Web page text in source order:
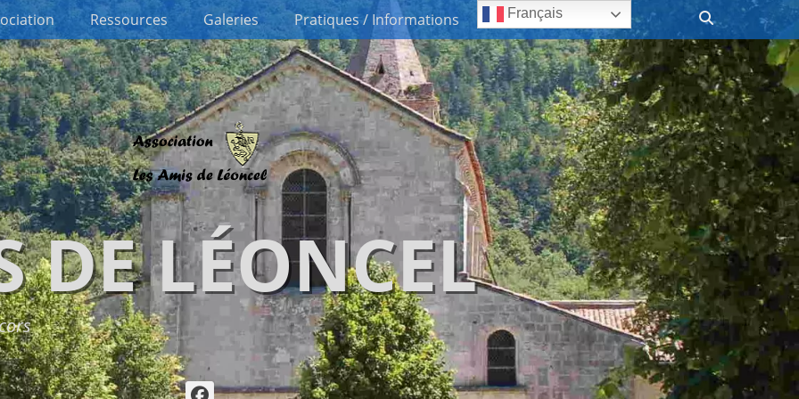
Ressources Galeries Pratiques / Informations Français Recherche
DE LÉONCEL
Facebook